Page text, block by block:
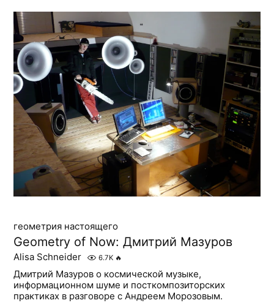
геометрия настоящего
Geometry of Now: Дмитрий Мазуров
Alisa Schneider 6.7K 🔥
Дмитрий Мазуров о космической музыке,
информационном шуме и посткомпозиторских
практиках в разговоре с Андреем Морозовым.